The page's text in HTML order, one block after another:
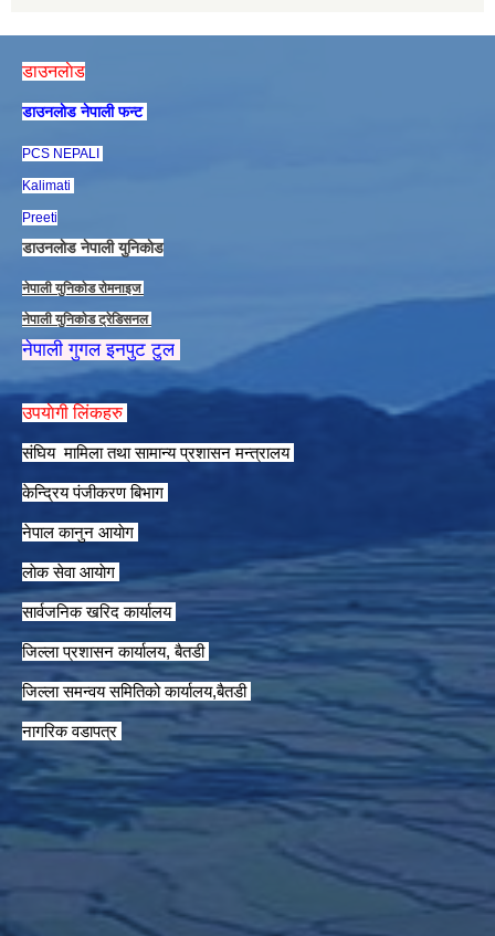
डाउनलाेड
डाउनलाेड नेपाली फन्ट
PCS NEPALI
Kalimati
Preeti
डाउनलाेड नेपाली युनिकाेड
नेपाली युनिकाेड राेमनाइज
नेपाली युनिकाेड ट्रेडिसनल
नेपाली गुगल इनपुट टुल
उपयाेगी लिंकहरु
संघिय मामिला तथा सामान्य प्रशासन मन्त्रालय
केन्द्रिय पंजीकरण बिभाग
नेपाल कानुन आयाेग
लाेक सेवा आयाेग
सार्वजनिक खरिद कार्यालय
जिल्ला प्रशासन कार्यालय, बैतडी
जिल्ला समन्वय समितिको कार्यालय,बैतडी
नागरिक वडापत्र